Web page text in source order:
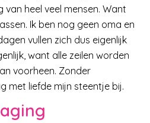
van heel veel mensen. Want
Ik ben nog geen oma en
vullen zich dus eigenlijk
want alle zeilen worden
voorheen. Zonder
met liefde mijn steentje bij.